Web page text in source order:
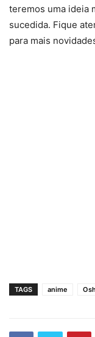
teremos uma ideia
sucedida. Fique
para mais
TAGS anime